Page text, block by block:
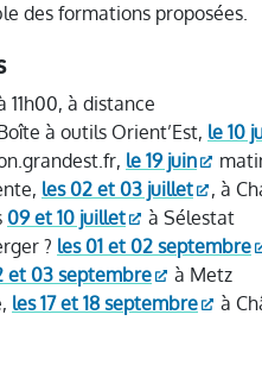
des formations proposées.
11h00, à distance
à outils Orient’Est, le 10
, le 19 juin
, les 02 et 03 juillet
, à
09 et 10 juillet
à Sélestat
? les 01 et 02 septembre
et 03 septembre
à Metz
les 17 et 18 septembre à